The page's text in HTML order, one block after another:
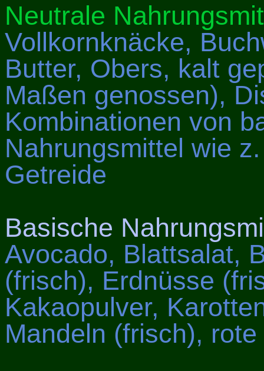
Neutrale
Vollkornknäcke,
Butter, Obers, kalt
Maßen genossen),
Kombinationen von
Nahrungsmittel wie
Getreide
Basische
Avocado, Blattsalat,
(frisch), Erdnüsse
Kakaopulver,
Mandeln (frisch),